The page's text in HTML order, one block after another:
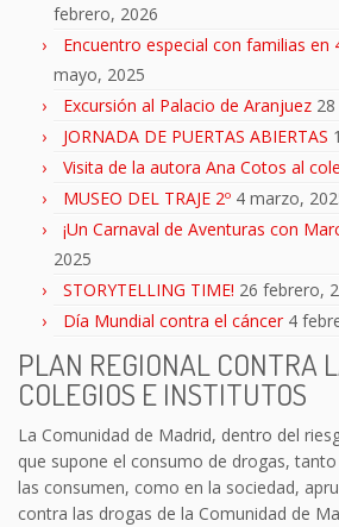
febrero, 2026
Encuentro especial con familias en
mayo, 2025
Excursión al Palacio de Aranjuez
JORNADA DE PUERTAS ABIERTAS
Visita de la autora Ana Cotos al
MUSEO DEL TRAJE 2º 4 marzo,
¡Un Carnaval de Aventuras con
2025
STORYTELLING TIME! 26 febrero,
Día Mundial contra el cáncer 4
PLAN REGIONAL CONTRA
COLEGIOS E INSTITUTOS
La Comunidad de Madrid, dentro del
que supone el consumo de drogas,
las consumen, como en la sociedad,
contra las drogas de la Comunidad de